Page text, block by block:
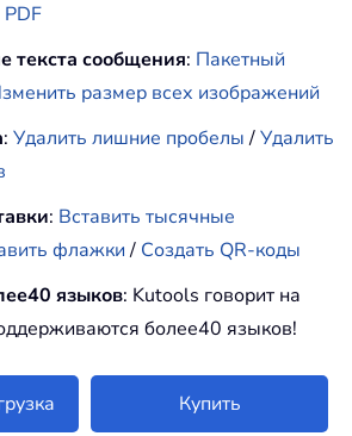
текста сообщения: Пакетный
размер всех изображений
: Удалить лишние пробелы/Удалить
: Вставить тысячные
флажки/ Создать QR-коды
языков: Kutools говорит на
более40 языков!
Купить